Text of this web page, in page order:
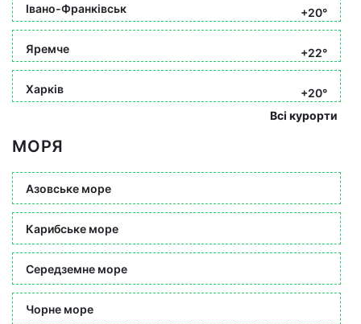
Івано-Франківськ +20°
Яремче +22°
Харків
+20°
Всі курорти
МОРЯ
Азовське море
Карибське море
Середземне море
Чорне море